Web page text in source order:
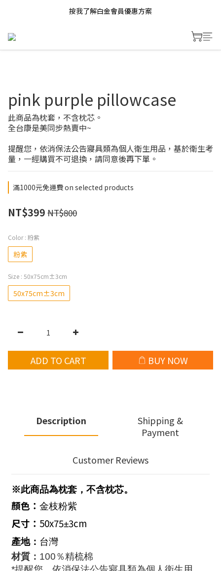
按我了解白金會員優惠方案
pink purple pillowcase
此商品為枕套，不含枕芯。
全台康是美同步熱賣中~
提醒您，依消保法公告寢具類為個人衛生用品，基於衛生考
量，一經購買不可退換，請同意後再下單。
滿1000元免運費 on selected products
NT$399 NT$800
Color: 粉紫
粉紫
Size : 50x75cm±3cm
50x75cm±3cm
ADD TO CART BUY NOW
Description
Shipping &
Payment
Customer Reviews
※此商品為枕套，不含枕芯。
顏色： 金枝粉紫
尺寸： 50x75±3cm
產地： 台灣
材質： 100％精梳棉